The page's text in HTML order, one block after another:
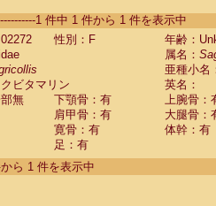
Saguinus labiatus(0)
Saguinus leucopus (0)
Saguinus mystax
Saguinus nigricollis (1)
Saguinus oedipus
Saguinus weddelli
Saguinusspp.
Aotus trivirgatus
Cebus albifrons
1 件中 1 件から 1 件を表示中
性別：F
年齢：
属名：
亜種小名
ビタマリン
英名：
無
下顎骨：有
上腕骨：
肩甲骨：有
大腿骨：
寛骨：有
体幹：有
足：有
ら 1 件を表示中